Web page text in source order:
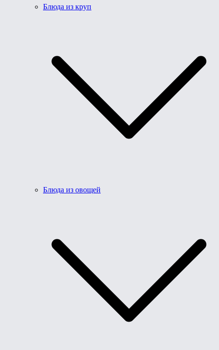
Блюда из круп
Блюда из овощей